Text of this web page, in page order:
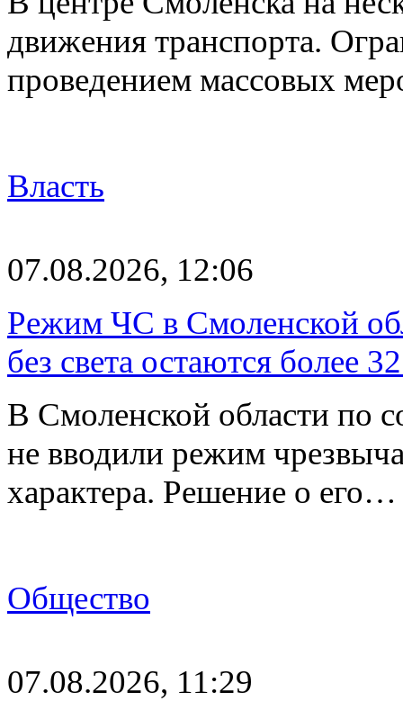
движения транспорта.
проведением массовых
Власть
07.08.2026, 12:06
Режим ЧС в Смоленской
без света остаются более
В Смоленской области по
не вводили режим
характера. Решение о его…
Общество
07.08.2026, 11:29